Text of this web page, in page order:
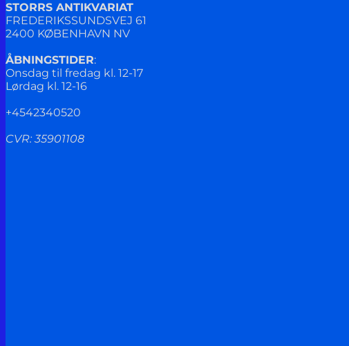
STORRS ANTIKVARIAT
FREDERIKSSUNDSVEJ 61
2400 KØBENHAVN NV
ÅBNINGSTIDER:
Onsdag til fredag kl. 12-17
Lørdag kl. 12-16
+4542340520
CVR: 35901108